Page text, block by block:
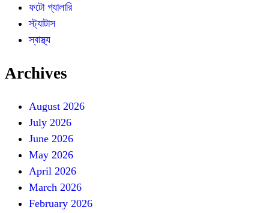
ফটো গ্যালারি
স্ট্যাটাস
স্বাস্থ্য
Archives
August 2026
July 2026
June 2026
May 2026
April 2026
March 2026
February 2026